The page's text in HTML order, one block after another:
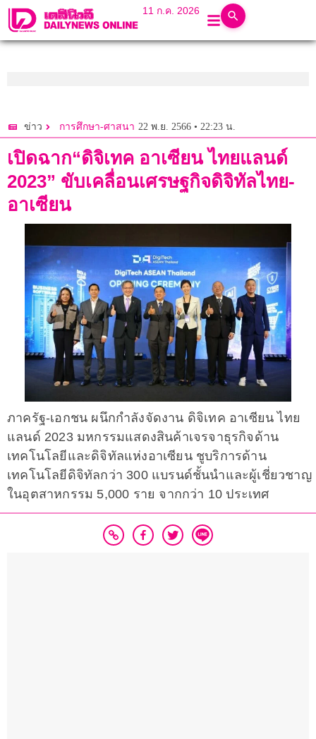
11 ก.ค. 2026
ข่าว การศึกษา-ศาสนา 22 พ.ย. 2566 • 22:23 น.
เปิดฉาก“ดิจิเทค อาเซียน ไทยแลนด์
2023” ขับเคลื่อนเศรษฐกิจดิจิทัลไทย-
อาเซียน
ภาครัฐ-เอกชน ผนึกกำลังจัดงาน ดิจิเทค อาเซียน ไทย
แลนด์ 2023 มหกรรมแสดงสินค้าเจรจาธุรกิจด้าน
เทคโนโลยีและดิจิทัลแห่งอาเซียน ชูบริการด้าน
เทคโนโลยีดิจิทัลกว่า 300 แบรนด์ชั้นนำและผู้เชี่ยวชาญ
ในอุตสาหกรรม 5,000 ราย จากกว่า 10 ประเทศ